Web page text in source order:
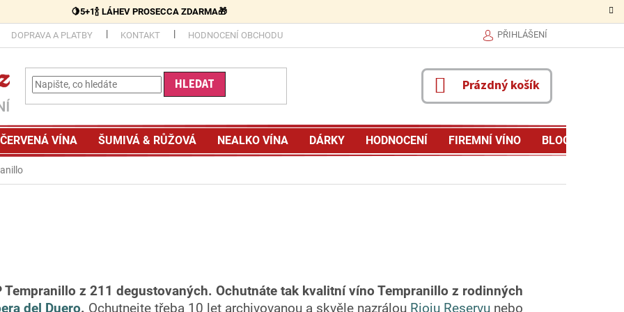
🍋5+1🍾 LÁHEV PROSECCA ZDARMA🎁
DOPRAVA A PLATBY KONTAKT HODNOCENÍ OBCHODU PŘIHLÁŠENÍ
HLEDAT
NÁKUPNÍ
KOŠÍK
Prázdný košík
ČERVENÁ VÍNA ŠUMIVÁ & RŮŽOVÁ NEALKO VÍNA DÁRKY FIREMNÍ VÍNO
HODNOCENÍ BLOG
Tempranillo z 211 degustovaných. Ochutnáte tak kvalitní víno Tempranillo z rodinných
del Duero. Ochutnejte třeba 10 let archivovanou a skvěle nazrálou Rioju Reservu nebo